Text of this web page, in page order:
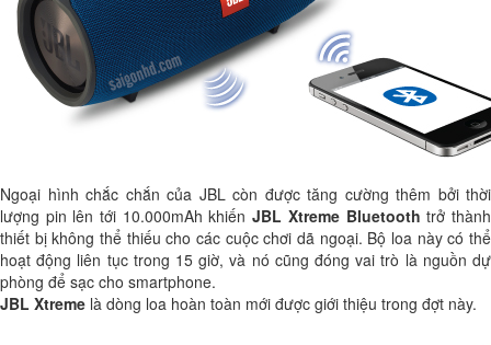
Ngoại hình chắc chắn của JBL còn được tăng cường thêm bởi thời
lượng pin lên tới 10.000mAh khiếnJBL Xtreme Bluetooth trở thành
thiết bị không thể thiếu cho các cuộc chơi dã ngoại. Bộ loa này có thể
hoạt động liên tục trong 15 giờ, và nó cũng đóng vai trò là nguồn dự
phòng để sạc cho smartphone.
JBL Xtreme là dòng loa hoàn toàn mới được giới thiệu trong đợt này.